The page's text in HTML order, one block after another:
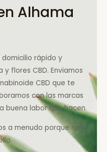
Alhama
rápido y
flores CBD. Enviamos
CBD que te
con las marcas
buena labor que hacen.
a menudo porque nos